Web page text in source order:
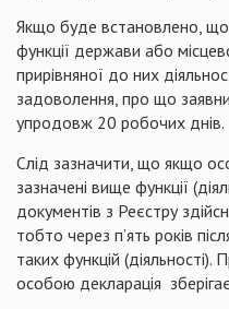
Якщо буде встановлено,
функції держави або
прирівняної до них
задоволення, про що
упродовж 20 робочих днів.
Слід зазначити, що якщо
зазначені вище функції
документів з Реєстру
тобто через п’ять років
таких функцій
особою декларація